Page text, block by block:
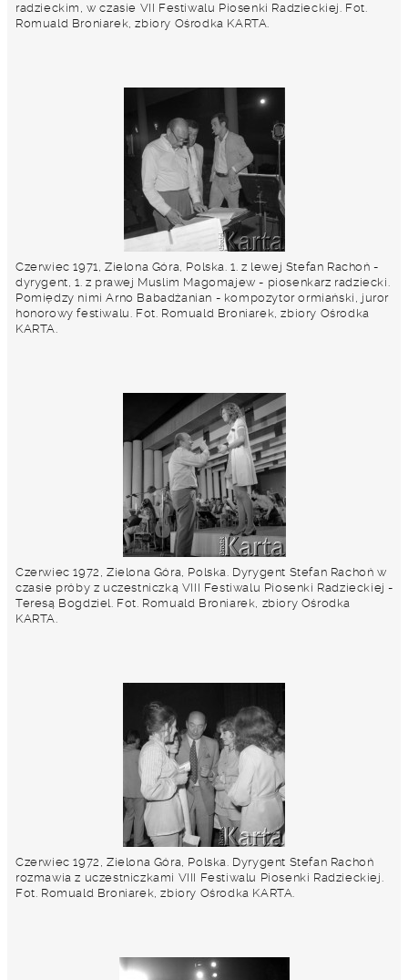
radzieckim, w czasie VII Festiwalu Piosenki Radzieckiej. Fot.
Romuald Broniarek, zbiory Ośrodka KARTA.
Czerwiec 1971, Zielona Góra, Polska. 1. z lewej Stefan Rachoń -
dyrygent, 1. z prawej Muslim Magomajew - piosenkarz radziecki.
Pomiędzy nimi Arno Babadżanian - kompozytor ormiański, juror
honorowy festiwalu. Fot. Romuald Broniarek, zbiory Ośrodka
KARTA.
Czerwiec 1972, Zielona Góra, Polska. Dyrygent Stefan Rachoń w
czasie próby z uczestniczką VIII Festiwalu Piosenki Radzieckiej -
Teresą Bogdziel. Fot. Romuald Broniarek, zbiory Ośrodka
KARTA.
Czerwiec 1972, Zielona Góra, Polska. Dyrygent Stefan Rachoń
rozmawia z uczestniczkami VIII Festiwalu Piosenki Radzieckiej.
Fot. Romuald Broniarek, zbiory Ośrodka KARTA.